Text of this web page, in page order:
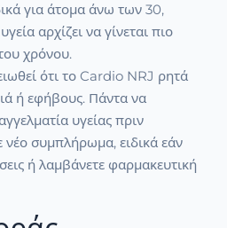
για άτομα άνω των 30,
αρχίζει να γίνεται πιο
χρόνου.
ότι το Cardio NRJ ρητά
ή εφήβους. Πάντα να
υγείας πριν
νέο συμπλήρωμα, ειδικά εάν
ή λαμβάνετε φαρμακευτική